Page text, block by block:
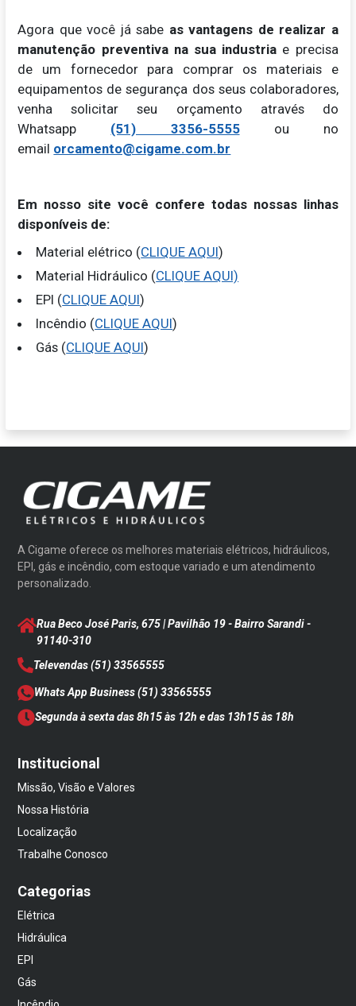
Agora que você já sabe as vantagens de realizar a
manutenção preventiva na sua industria e precisa
de um fornecedor para comprar os materiais e
equipamentos de segurança dos seus colaboradores,
venha solicitar seu orçamento através do
Whatsapp (51) 3356-5555ou no
email orcamento@cigame.com.br
Em nosso site você confere todas nossas linhas
disponíveis de:
Material elétrico (CLIQUE AQUI)
Material Hidráulico (CLIQUE AQUI)
EPI (CLIQUE AQUI)
Incêndio (CLIQUE AQUI)
Gás (CLIQUE AQUI)
A Cigame oferece os melhores materiais elétricos, hidráulicos,
EPI, gás e incêndio, com estoque variado e um atendimento
personalizado.
Rua Beco José Paris, 675 | Pavilhão 19 - Bairro Sarandi-
91140-310
Televendas(51) 33565555
Whats App Business(51) 33565555
Segunda à sexta das 8h15 às 12h e das 13h15 às 18h
Institucional
Missão, Visão e Valores
Nossa História
Localização
Trabalhe Conosco
Categorias
Elétrica
Hidráulica
EPI
Gás